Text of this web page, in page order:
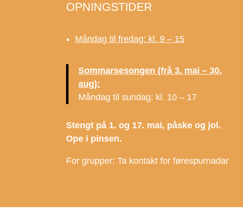
OPNINGSTIDER
Måndag til fredag: kl. 9 – 15
Sommarsesongen (frå 3. mai – 30.
aug):
Måndag til sundag: kl. 10 – 17
Stengt på 1. og 17. mai, påske og jol.
Ope i pinsen.
For grupper: Ta kontakt for førespurnadar